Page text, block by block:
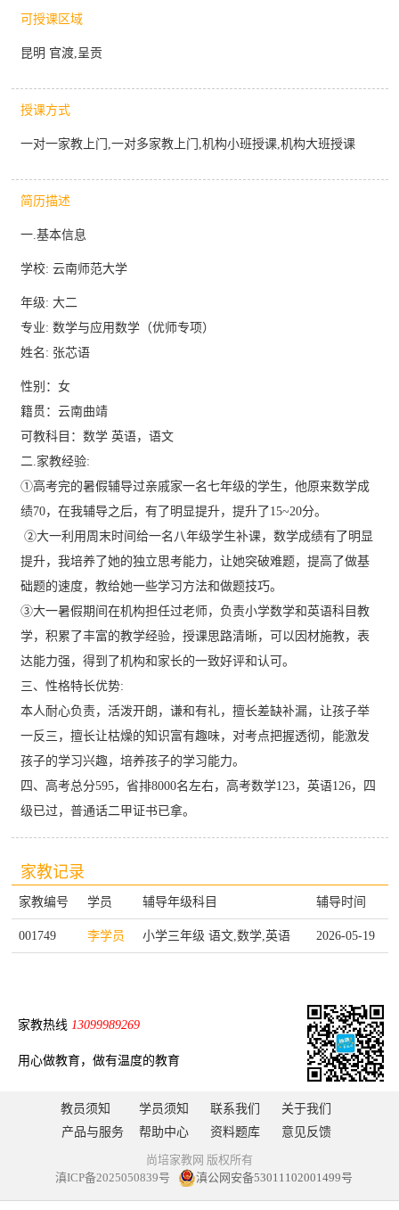
可授课区域
昆明 官渡,呈贡
授课方式
一对一家教上门,一对多家教上门,机构小班授课,机构大班授课
简历描述
一.基本信息
学校: 云南师范大学
年级: 大二
专业: 数学与应用数学（优师专项）
姓名: 张芯语
性别：女
籍贯：云南曲靖
可教科目：数学 英语，语文
二.家教经验:
①高考完的暑假辅导过亲戚家一名七年级的学生，他原来数学成
绩70，在我辅导之后，有了明显提升，提升了15~20分。
②大一利用周末时间给一名八年级学生补课，数学成绩有了明显
提升，我培养了她的独立思考能力，让她突破难题，提高了做基
础题的速度，教给她一些学习方法和做题技巧。
③大一暑假期间在机构担任过老师，负责小学数学和英语科目教
学，积累了丰富的教学经验，授课思路清晰，可以因材施教，表
达能力强，得到了机构和家长的一致好评和认可。
三、性格特长优势:
本人耐心负责，活泼开朗，谦和有礼，擅长差缺补漏，让孩子举
一反三，擅长让枯燥的知识富有趣味，对考点把握透彻，能激发
孩子的学习兴趣，培养孩子的学习能力。
四、高考总分595，省排8000名左右，高考数学123，英语126，四
级已过，普通话二甲证书已拿。
家教记录
家教编号 学员 辅导年级科目 辅导时间
001749 李学员 小学三年级 语文,数学,英语 2026-05-19
家教热线 13099989269
用心做教育，做有温度的教育
教员须知 学员须知 联系我们
关于我们
产品与服务
帮助中心 资料题库 意见反馈
尚培家教网 版权所有
滇ICP备2025050839号
滇公网安备53011102001499号